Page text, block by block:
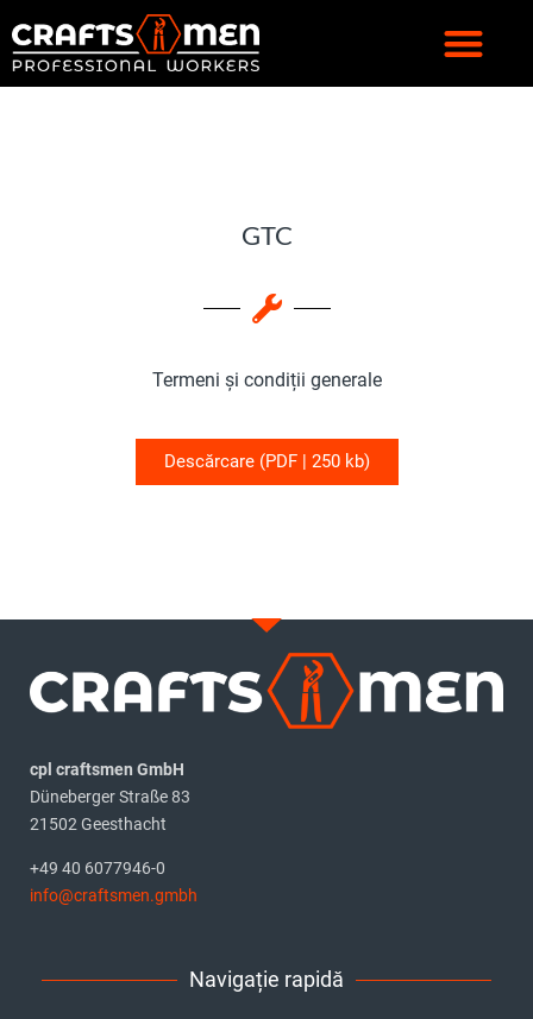
GTC
Termeni și condiții generale
Descărcare (PDF | 250 kb)
cpl craftsmen GmbH
Düneberger Straße 83
21502 Geesthacht
+49 40 6077946-0
info@craftsmen.gmbh
Navigație rapidă